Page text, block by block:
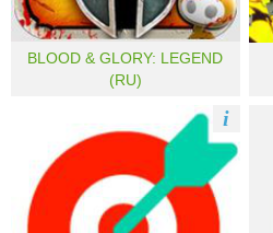
BLOOD & GLORY: LEGEND
(RU)
i